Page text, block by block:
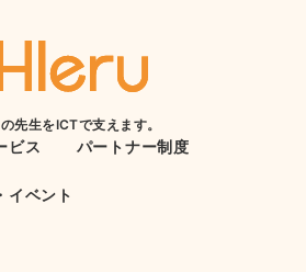
先生をICTで支えます。
ビス
イベント
パートナー制度